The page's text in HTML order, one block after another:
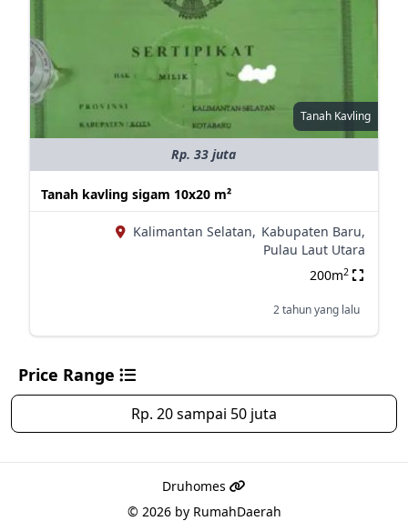
Tanah Kavling
Rp. 33 juta
Tanah kavling sigam 10x20 m²
Kalimantan Selatan, Kabupaten Baru,
Pulau Laut Utara
200m2
2 tahun yang lalu
Price Range
Rp. 20 sampai 50 juta
Druhomes
© 2026 by RumahDaerah